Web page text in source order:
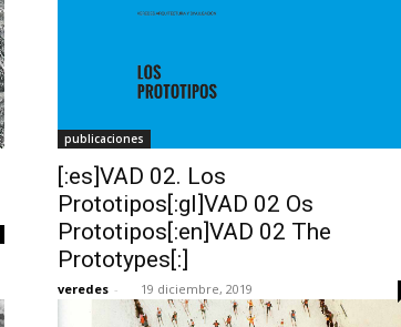
publicaciones
[:es]VAD 02. Los
Prototipos[:gl]VAD 02 Os
Prototipos[:en]VAD 02 The
Prototypes[:]
veredes - 19 diciembre, 2019